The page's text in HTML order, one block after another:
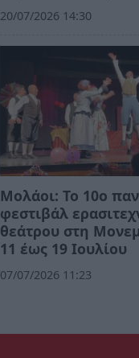
20/07/2026 14:30
Μολάοι: Το 10ο
φεστιβάλ
θεάτρου στη
11 έως 19 Ιουλίου
07/07/2026 11:23